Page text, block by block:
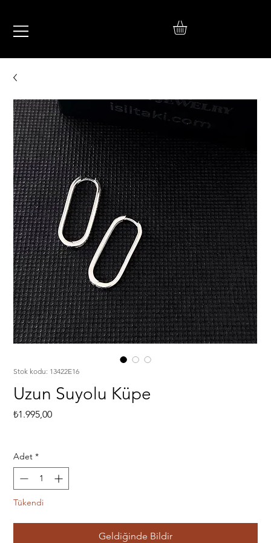
TAKI
Stok kodu: 13422E16
Uzun Suyolu Küpe
₺1.995,00Fiyat
Adet *
Tükendi
Geldiğinde Bildir